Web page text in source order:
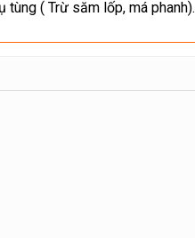
tùng ( Trừ săm lốp, má phanh).